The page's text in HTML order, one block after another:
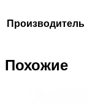
Производитель
Похожие